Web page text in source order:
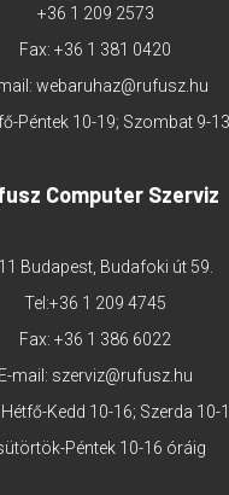
+36 1 209 2573
Fax: +36 1 381 0420
webaruhaz@rufusz.hu
Péntek 10-19; Szombat 9-
Computer Szerviz
Budapest, Budafoki út 59.
Tel:+36 1 209 4745
Fax: +36 1 386 6022
E-mail: szerviz@rufusz.hu
Kedd 10-16; Szerda 10-
Péntek 10-16 óráig